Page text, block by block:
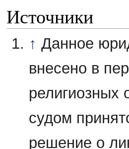
Источники
↑ Данное
внесено в
религиозных
судом
решение о